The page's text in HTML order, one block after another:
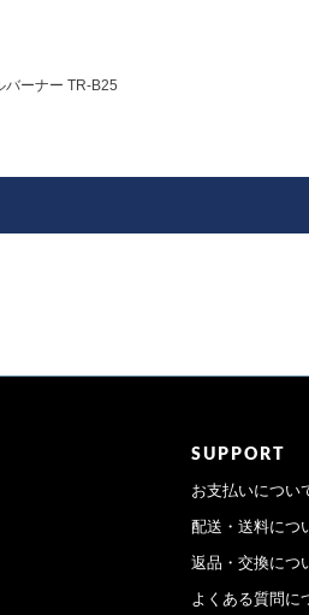
バーナー TR-B25
SUPPORT
お支払いについ
配送・送料につ
返品・交換につ
よくある質問に